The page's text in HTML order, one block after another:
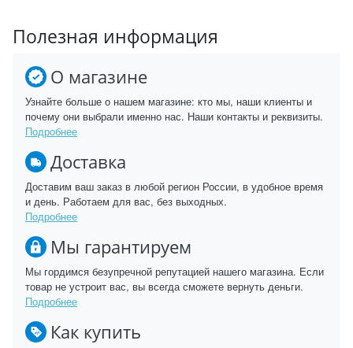
Полезная информация
О магазине
Узнайте больше о нашем магазине: кто мы, наши клиенты и
почему они выбрали именно нас. Наши контакты и реквизиты.
Подробнее
Доставка
Доставим ваш заказ в любой регион России, в удобное время
и день. Работаем для вас, без выходных.
Подробнее
Мы гарантируем
Мы гордимся безупречной репутацией нашего магазина. Если
товар не устроит вас, вы всегда сможете вернуть деньги.
Подробнее
Как купить